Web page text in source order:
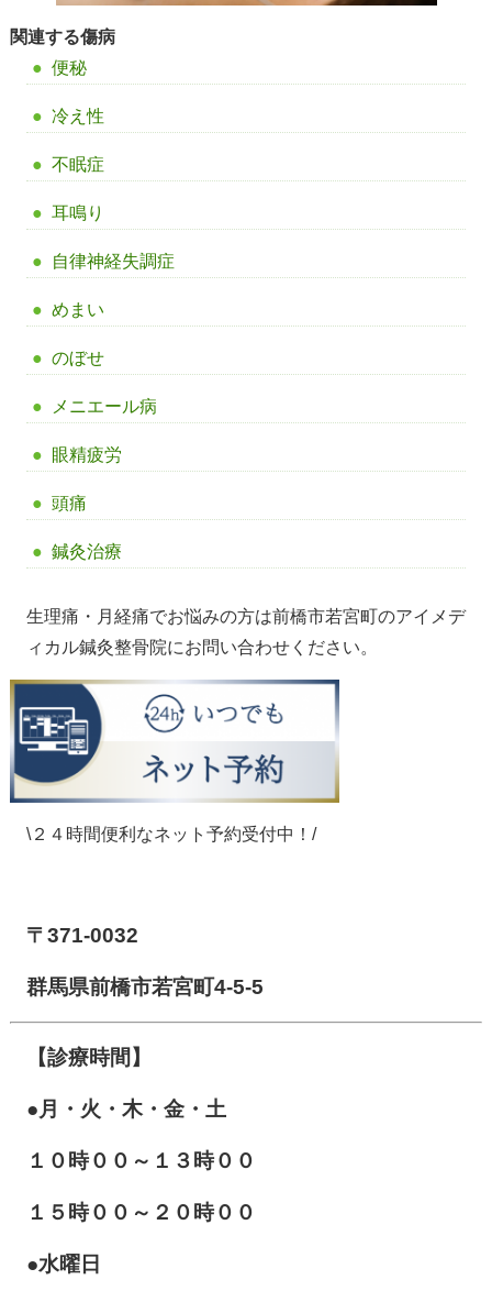
関連する傷病
便秘
冷え性
不眠症
耳鳴り
自律神経失調症
めまい
のぼせ
メニエール病
眼精疲労
頭痛
鍼灸治療
生理痛・月経痛でお悩みの方は前橋市若宮町のアイメデ
ィカル鍼灸整骨院にお問い合わせください。
\２４時間便利なネット予約受付中！/
〒371-0032
群馬県前橋市若宮町4-5-5
【診療時間】
●月・火・木・金・土
１０ 時００～１３時００
１５時００～２０時００
●水曜日